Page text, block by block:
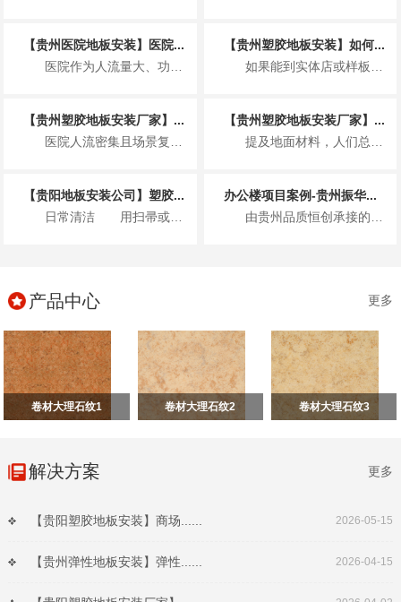
【贵州医院地板安装】医院...
医院作为人流量大、功能分区复杂、卫生要求非常高的特殊场所，地板安装并非简单铺装...
【贵州塑胶地板安装】如何...
如果能到实体店或样板间，可通过 2 个小测试快速判断，比看参数更直观： “沾水...
【贵州塑胶地板安装厂家】...
医院人流密集且场景复杂，塑胶地板因适配医疗需求成为主流地面材料，其基本要求围绕...
【贵州塑胶地板安装厂家】...
提及地面材料，人们总在实木与瓷砖间徘徊，却忽略了一款早已完成技术迭代、打破固有...
【贵阳地板安装公司】塑胶...
日常清洁 用扫帚或吸尘器清除表面灰尘...
办公楼项目案例-贵州振华...
由贵州品质恒创承接的贵州振华风光半导体股份有限公司新办公楼项目地面高级弹性地材...
产品中心 更多
卷材大理石纹1 卷材大理石纹2 卷材大理石纹3
解决方案 更多
【贵阳塑胶地板安装】商场...... 2026-05-15
【贵州弹性地板安装】弹性...... 2026-04-15